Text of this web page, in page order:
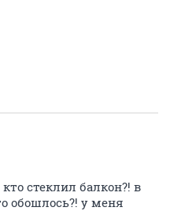
стеклил балкон?! в
обошлось?! у меня